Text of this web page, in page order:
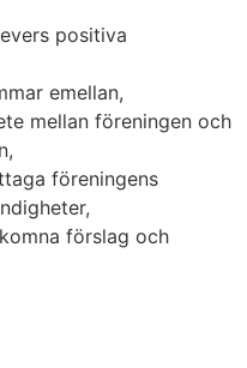
positiva
emellan,
mellan föreningen och
föreningens
förslag och